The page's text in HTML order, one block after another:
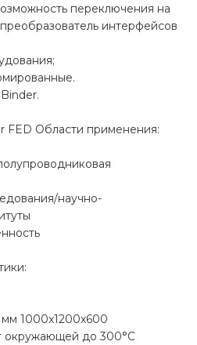
переключения на
интерфейсов
Области применения:
научно-
1000x1200x600
окружающей до 300°С